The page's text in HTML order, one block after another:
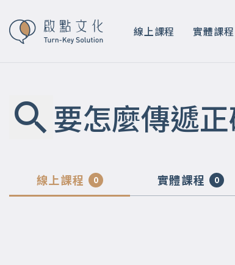
線上課程 實體課程
要怎麼傳遞
線上課程 0 實體課程 0